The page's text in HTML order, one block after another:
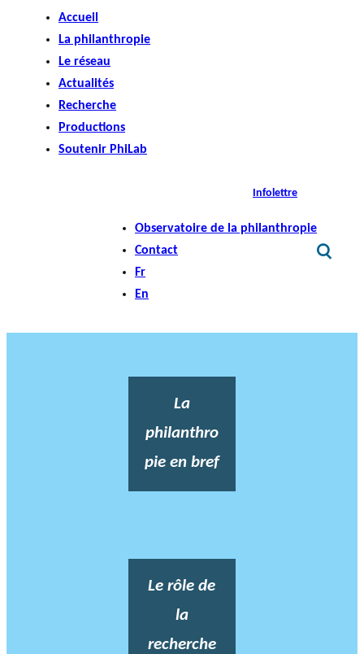
Accueil
La philanthropie
Le réseau
Actualités
Recherche
Productions
Soutenir PhiLab
Infolettre
Observatoire de la philanthropie
Contact
Fr
En
La
philanthro
pie en bref
Le rôle de
la
recherche